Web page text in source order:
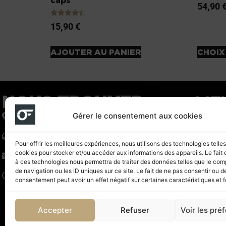
Gérer le consentement aux cookies
Pour offrir les meilleures expériences, nous utilisons des technologies
cookies pour stocker et/ou accéder aux informations des appareils. Le fait
à ces technologies nous permettra de traiter des données telles que le
de navigation ou les ID uniques sur ce site. Le fait de ne pas consentir ou
consentement peut avoir un effet négatif sur certaines caractéristiques et
Accepter Refuser Voir les
Note
4.20
15,90 €
AJOUTER AU PANIER
54,90
NOUS TROUVER
122 Boulevard voltaire 75011 Paris
contact@outfit-shopnutrition.fr
Horaires : Du Mardi au Samedi de 11h à 20h